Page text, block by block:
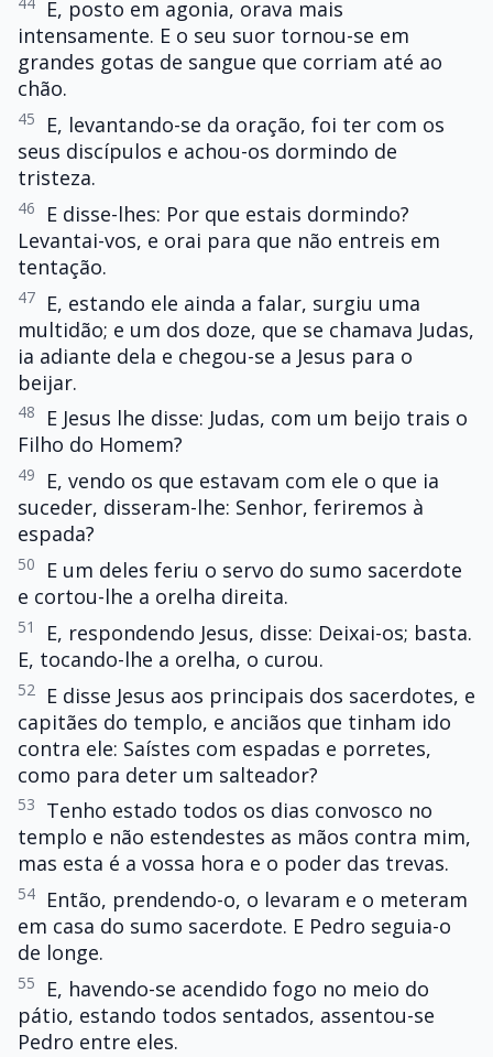
E, posto em agonia, orava mais
intensamente. E o seu suor tornou-se em
grandes gotas de sangue que corriam até ao
chão.
45
E, levantando-se da oração, foi ter com os
seus discípulos e achou-os dormindo de
tristeza.
46
E disse-lhes: Por que estais dormindo?
Levantai-vos, e orai para que não entreis em
tentação.
47
E, estando ele ainda a falar, surgiu uma
multidão; e um dos doze, que se chamava Judas,
ia adiante dela e chegou-se a Jesus para o
beijar.
48
E Jesus lhe disse: Judas, com um beijo trais o
Filho do Homem?
49
E, vendo os que estavam com ele o que ia
suceder, disseram-lhe: Senhor, feriremos à
espada?
50
E um deles feriu o servo do sumo sacerdote
e cortou-lhe a orelha direita.
51
E, respondendo Jesus, disse: Deixai-os; basta.
E, tocando-lhe a orelha, o curou.
52
E disse Jesus aos principais dos sacerdotes, e
capitães do templo, e anciãos que tinham ido
contra ele: Saístes com espadas e porretes,
como para deter um salteador?
53
Tenho estado todos os dias convosco no
templo e não estendestes as mãos contra mim,
mas esta é a vossa hora e o poder das trevas.
54
Então, prendendo-o, o levaram e o meteram
em casa do sumo sacerdote. E Pedro seguia-o
de longe.
55
E, havendo-se acendido fogo no meio do
pátio, estando todos sentados, assentou-se
Pedro entre eles.